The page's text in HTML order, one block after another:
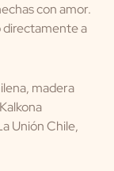
con amor.
directamente a
madera
Unión Chile,